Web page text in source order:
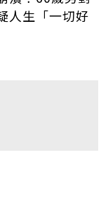
人生「一切好